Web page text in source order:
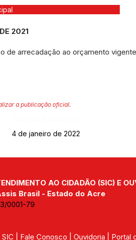
2021
de arrecadação ao orçamento
a publicação oficial.
4 de janeiro de 2022
AO CIDADÃO (SIC) E
Brasil - Estado do Acre
0001-79
SIC Fale Conosco Ouvidoria Portal